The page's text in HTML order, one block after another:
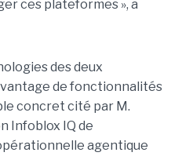
ces plateformes », a
des deux
de fonctionnalités
concret cité par M.
Infoblox IQ de
agentique